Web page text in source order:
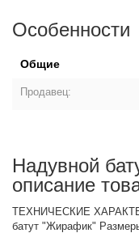
Особенности
Общие
Продавец:
Надувной
описание
ТЕХНИЧЕСКИЕ
батут "Жирафик"